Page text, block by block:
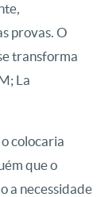
provas. O
transforma
La
colocaria
que o
a necessidade